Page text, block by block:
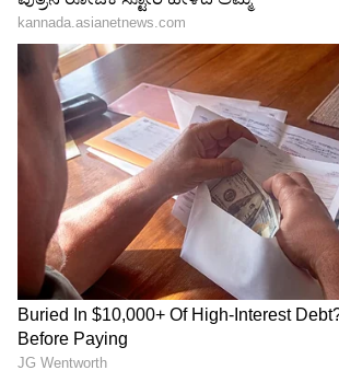
Related Articles
Palmistry Kannada: ಅಂಗೈನಲ್ಲಿ ಇಂಥ ರೇಖೆ
ಈ ವಯಸ್ಸಿಗೆ ಕೋಟ್ಯಾಧಿಪತಿ ಆಗ್ತೀರಾ!
Atlas Moth Kannada: "ಇದು ಪ್ರಳಯದ
ಸೂಚನೆಯೇ?": ಪ್ರಕೃತಿಯ ಈ ವಿಸ್ಮಯ ನೋಡಿ ಜನ